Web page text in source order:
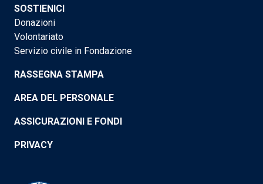
SOSTIENICI
Donazioni
Volontariato
Servizio civile in Fondazione
RASSEGNA STAMPA
AREA DEL PERSONALE
ASSICURAZIONI E FONDI
PRIVACY